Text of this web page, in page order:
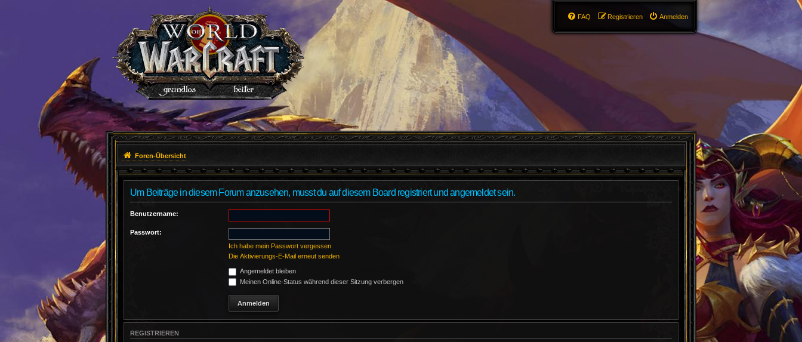
Anmelden
Registrieren
FAQ
Foren-Übersicht
Um Beiträge in diesem Forum anzusehen, musst du auf diesem Board registriert und angemeldet sein.
Benutzername:
Passwort:
Ich habe mein Passwort vergessen
Die Aktivierungs-E-Mail erneut senden
Angemeldet bleiben
Meinen Online-Status während dieser Sitzung verbergen
REGISTRIEREN